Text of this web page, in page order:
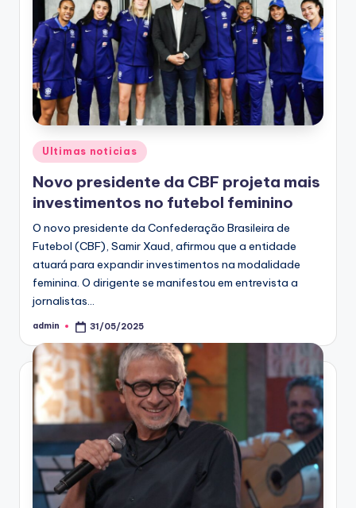
Posted
in
Ultimas noticias
Novo presidente da CBF projeta mais
investimentos no futebol feminino
O novo presidente da Confederação Brasileira de
Futebol (CBF), Samir Xaud, afirmou que a entidade
atuará para expandir investimentos na modalidade
feminina. O dirigente se manifestou em entrevista a
jornalistas…
Posted
admin 31/05/2025